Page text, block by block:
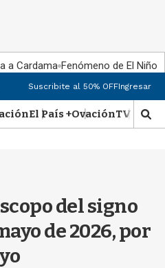
a Cardama Fenómeno de El Niño
Suscribite al 50% OFFIngresar
El País +OvaciónTV Show
M
o
�
del signo
de 2026, por